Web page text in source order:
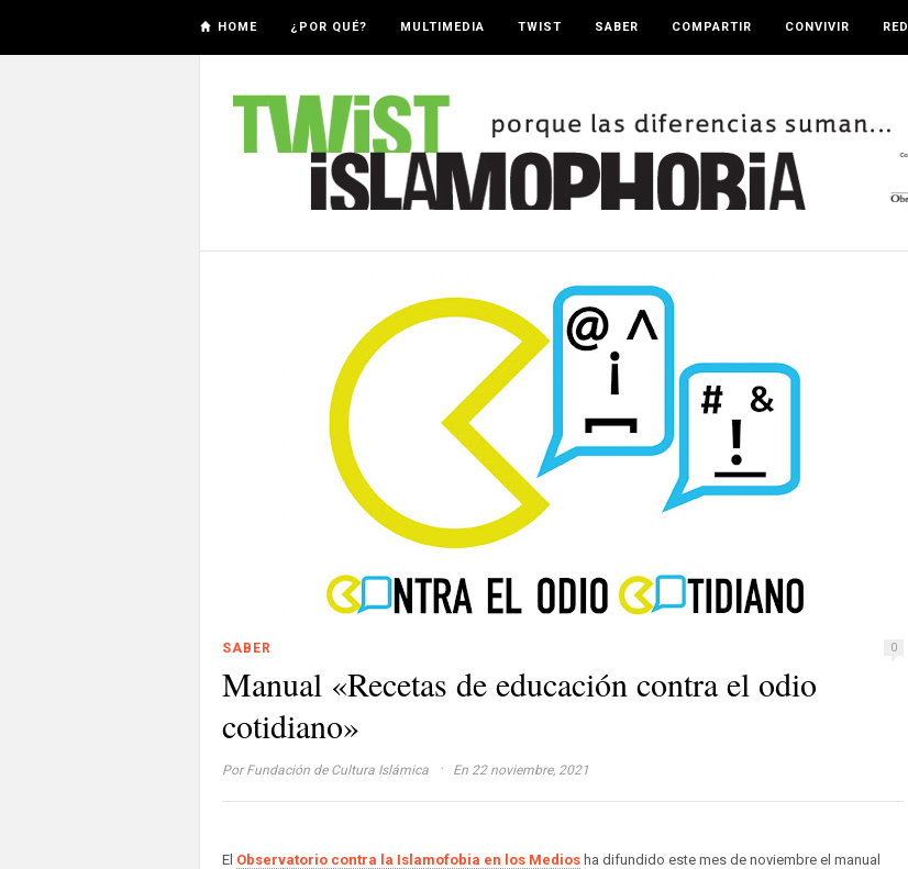
HOME ¿POR QUÉ? MULTIMEDIA TWIST SABER COMPARTIR CONVIVIR RED
SABER 0
Manual «Recetas de educación contra el odio
cotidiano»
Por Fundación de Cultura Islámica · En 22 noviembre, 2021
El Observatorio contra la Islamofobia en los Medios ha difundido este mes de noviembre el manual